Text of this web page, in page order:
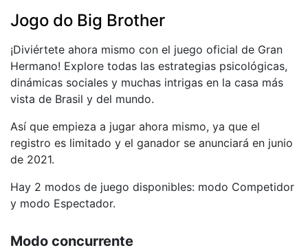
Jogo do Big Brother
¡Diviértete ahora mismo con el juego oficial de Gran
Hermano! Explore todas las estrategias psicológicas,
dinámicas sociales y muchas intrigas en la casa más
vista de Brasil y del mundo.
Así que empieza a jugar ahora mismo, ya que el
registro es limitado y el ganador se anunciará en junio
de 2021.
Hay 2 modos de juego disponibles: modo Competidor
y modo Espectador.
Modo concurrente